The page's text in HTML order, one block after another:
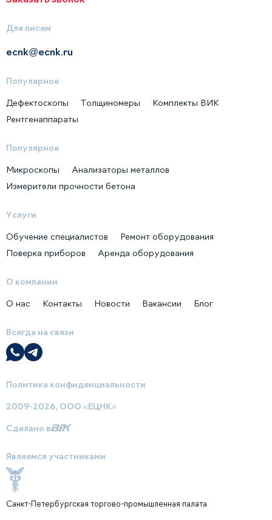
Для писем
ecnk@ecnk.ru
Популярное
Дефектоскопы Толщиномеры
Комплекты ВИК
Рентгенаппараты
Популярное
Микроскопы
Анализаторы металлов
Измерители прочности бетона
Услуги
Обучение специалистов
Ремонт оборудования
Поверка приборов
Аренда оборудования
О компании
О нас Контакты Новости Вакансии Блог
Всегда на связи
Политика конфиденциальности
2009-2026, ООО «ЕЦНК»
Сделано в
Являемся участниками
Санкт-Петербургская торгово-промышленная палата